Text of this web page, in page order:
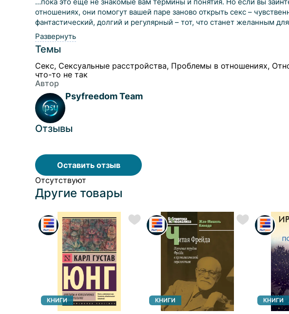
отношениях, они помогут вашей паре заново открыть секс –
фантастический, долгий и регулярный – тот, что станет желанным
Развернуть
Темы
Секс, Сексуальные расстройства, Проблемы в отношениях,
что-то не так
Автор
Psyfreedom Team
Отзывы
Оставить отзыв
Отсутствуют
Другие товары
КНИГИ КНИГИ КНИГИ